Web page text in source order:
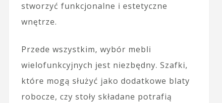
stworzyć funkcjonalne i estetyczne
wnętrze.
Przede wszystkim, wybór mebli
wielofunkcyjnych jest niezbędny. Szafki,
które mogą służyć jako dodatkowe blaty
robocze, czy stoły składane potrafią